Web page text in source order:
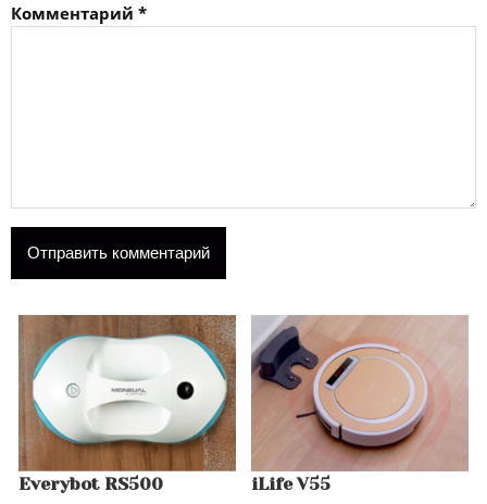
Комментарий *
Everybot RS500 iLife V55